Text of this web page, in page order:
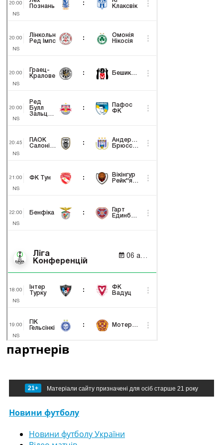
партнерів
21+ Матеріали сайту призначені для осіб старше 21 року
Новини футболу
Новини футболу України